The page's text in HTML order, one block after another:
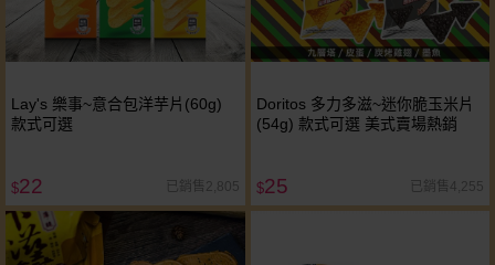
Lay's 樂事~意合包洋芋片(60g)
款式可選
$22 已銷售2,805
Doritos 多力多滋~迷你脆玉米片
(54g) 款式可選 美式賣場熱銷
$25 已銷售4,255